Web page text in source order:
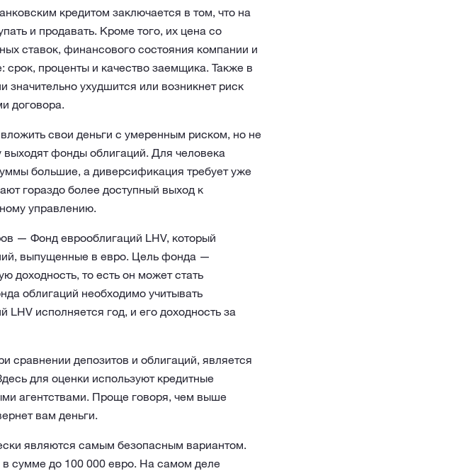
кредитом заключается в том, что на
и продавать. Кроме того, их цена со
ставок, финансового состояния компании и
проценты и качество заемщика. Также в
ухудшится или возникнет риск
договора.
свои деньги с умеренным риском, но не
фонды облигаций. Для человека
большие, а диверсификация требует уже
гораздо более доступный выход к
управлению.
— Фонд еврооблигаций LHV, который
выпущенные в евро. Цель фонда —
доходность, то есть он может стать
облигаций необходимо учитывать
исполняется год, и его доходность за
сравнении депозитов и облигаций, является
для оценки используют кредитные
агентствами. Проще говоря, чем выше
вам деньги.
являются самым безопасным вариантом.
в сумме до 100 000 евро. На самом деле